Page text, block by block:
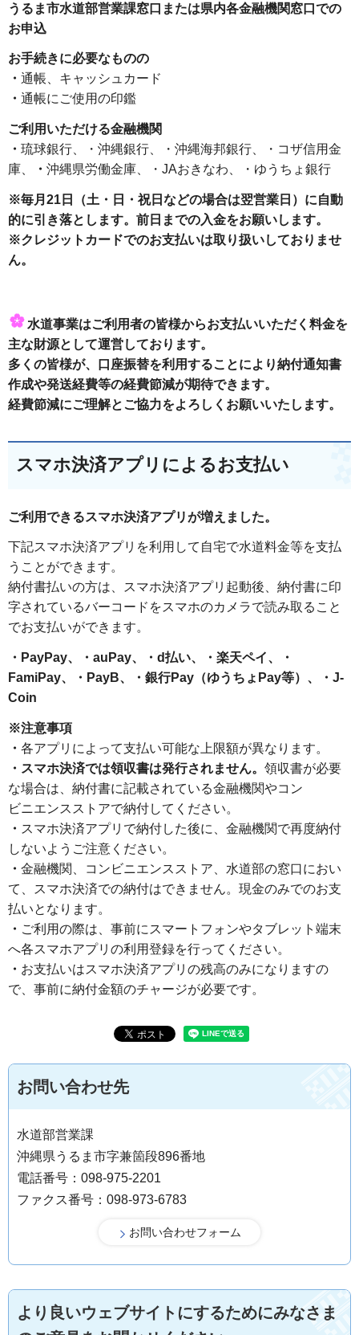
うるま市水道部営業課窓口または県内各金融機関窓口での
お申込
お手続きに必要なものの
・ 通帳、キャッシュカード
・ 通帳にご使用の印鑑
ご利用いただける金融機関
・ 琉球銀行、・沖縄銀行、・沖縄海邦銀行、・コザ信用金
庫、
・ 沖縄県労働金庫、・JAおきなわ、・ゆうちょ銀行
※毎月21日（土・日・祝日などの場合は翌営業日）に自動
的に引き落とします。前日までの入金をお願いします。
※クレジットカードでのお支払いは取り扱いしておりませ
ん。
水道事業はご利用者の皆様からお支払いいただく料金を
主な財源として運営しております。
多くの皆様が、口座振替を利用することにより納付通知書
作成や発送経費等の経費節減が期待できます。
経費節減にご理解とご協力をよろしくお願いいたします。
スマホ決済アプリによるお支払い
ご利用できるスマホ決済アプリが増えました。
下記スマホ決済アプリを利用して自宅で水道料金等を支払
うことができます。
納付書払いの方は、スマホ決済アプリ起動後、納付書に印
字されているバーコードをスマホのカメラで読み取ること
でお支払いができます。
・PayPay、・auPay、・d払い、・楽天ペイ、・
FamiPay、・PayB、・銀行Pay（ゆうちょPay等）、・J-
Coin
※注意事項
・ 各アプリによって支払い可能な上限額が異なります。
・スマホ決済では領収書は発行されません。 領収書が必要
な場合は、納付書に記載されている金融機関やコン
ビニエンスストアで納付してください。
・ スマホ決済アプリで納付した後に、金融機関で再度納付
しないようご注意ください。
・ 金融機関、コンビニエンスストア、水道部の窓口におい
て、スマホ決済での納付はできません。現金のみでのお支
払いとなります。
・ ご利用の際は、事前にスマートフォンやタブレット端末
へ各スマホアプリの利用登録を行ってください。
・ お支払いはスマホ決済アプリの残高のみになりますの
で、事前に納付金額のチャージが必要です。
お問い合わせ先
水道部営業課
沖縄県うるま市字兼箇段896番地
電話番号：098-975-2201
ファクス番号：098-973-6783
より良いウェブサイトにするためにみなさま